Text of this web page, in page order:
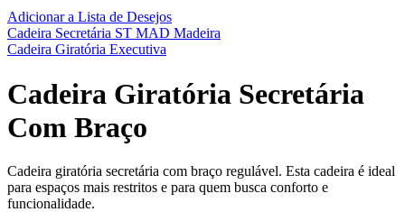
Adicionar a Lista de Desejos
Cadeira Secretária ST MAD Madeira
Cadeira Giratória Executiva
Cadeira Giratória Secretária
Com Braço
Cadeira giratória secretária com braço regulável. Esta cadeira é ideal
para espaços mais restritos e para quem busca conforto e
funcionalidade.